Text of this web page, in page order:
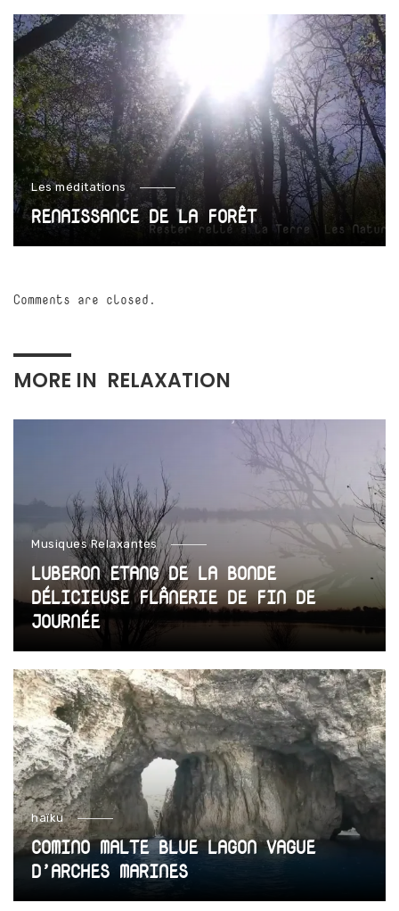
Les méditations
RENAISSANCE DE LA FORÊT
Comments are closed.
MORE IN RELAXATION
Musiques Relaxantes
LUBERON ETANG DE LA BONDE
DÉLICIEUSE FLÂNERIE DE FIN DE
JOURNÉE
haïku
COMINO MALTE BLUE LAGON VAGUE
D’ARCHES MARINES